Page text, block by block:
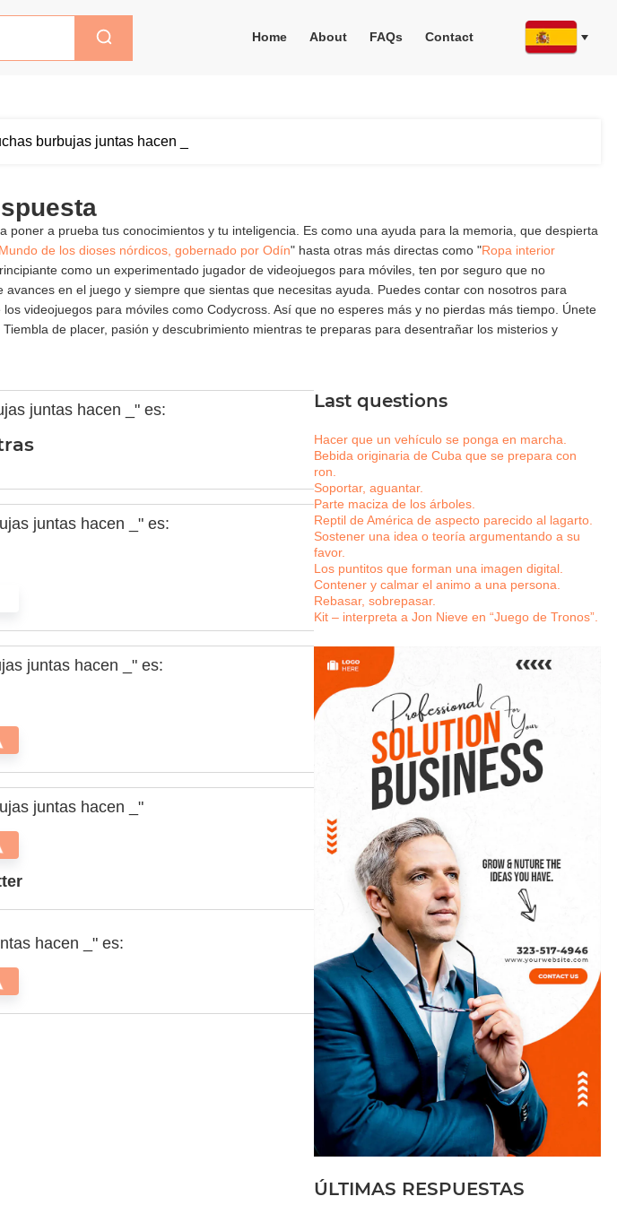
Home About FAQs Contact
burbujas juntas hacen _
a prueba tus conocimientos y tu inteligencia. Es como una ayuda para la memoria, que despierta
Mundo de los dioses nórdicos, gobernado por Odín" hasta otras más directas como "Ropa interior
como un experimentado jugador de videojuegos para móviles, ten por seguro que no
en el juego y siempre que sientas que necesitas ayuda. Puedes contar con nosotros para
videojuegos para móviles como Codycross. Así que no esperes más y no pierdas más tiempo. Únete
de placer, pasión y descubrimiento mientras te preparas para desentrañar los misterios y
juntas hacen _" es:
juntas hacen _" es:
juntas hacen _" es:
juntas hacen _"
hacen _" es:
Last questions
Hacer que un vehículo se ponga en marcha.
Bebida originaria de Cuba que se prepara con
ron.
Soportar, aguantar.
Parte maciza de los árboles.
Reptil de América de aspecto parecido al lagarto.
Sostener una idea o teoría argumentando a su
favor.
Los puntitos que forman una imagen digital.
Contener y calmar el animo a una persona.
Rebasar, sobrepasar.
Kit – interpreta a Jon Nieve en “Juego de Tronos”.
ÚLTIMAS RESPUESTAS